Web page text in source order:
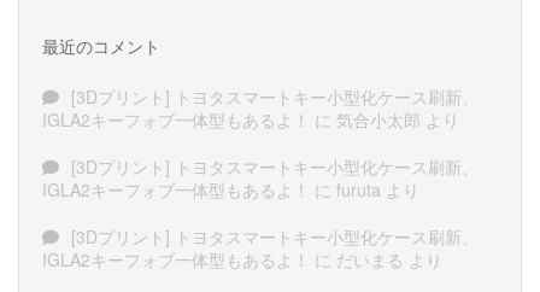
最近のコメント
[3Dプリント] トヨタスマートキー小型化ケース刷新、
IGLA2キーフォブ一体型もあるよ！ に 気合小太郎 より
[3Dプリント] トヨタスマートキー小型化ケース刷新、
IGLA2キーフォブ一体型もあるよ！ に furuta より
[3Dプリント] トヨタスマートキー小型化ケース刷新、
IGLA2キーフォブ一体型もあるよ！ に だいまる より